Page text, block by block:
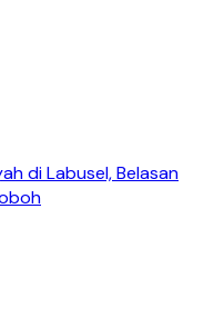
di Labusel, Belasan